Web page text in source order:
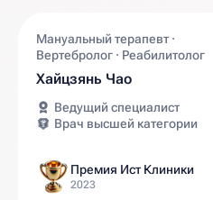
Мануальный терапевт ·
Вертебролог · Реабилитолог
Хайцзянь Чао
Ведущий специалист
Врач высшей категории
Премия Ист Клиники
2023